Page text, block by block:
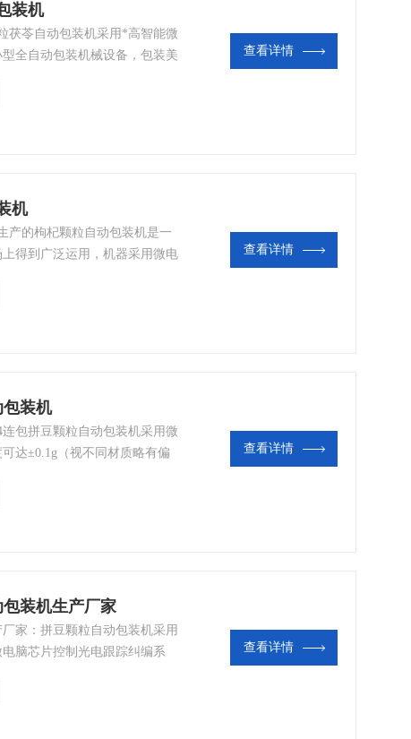
装机
茯苓自动包装机​采用*高智能微
全自动包装机械设备，包装美
查看详情
机
产的枸杞颗粒自动包装机​是一
得到广泛运用，机器采用微电
查看详情
包装机
包拼豆颗粒自动包装机​采用微
达±0.1g（视不同材质略有偏
查看详情
装机生产厂家
家：拼豆颗粒自动包装机​采用
脑芯片控制光电跟踪纠编系
查看详情